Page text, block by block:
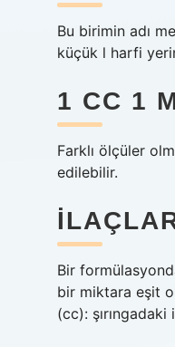
Bu birimin adı
küçük l harfi
1 CC 1
Farklı ölçüler
edilebilir.
Bir
bir miktara eşit
(cc):